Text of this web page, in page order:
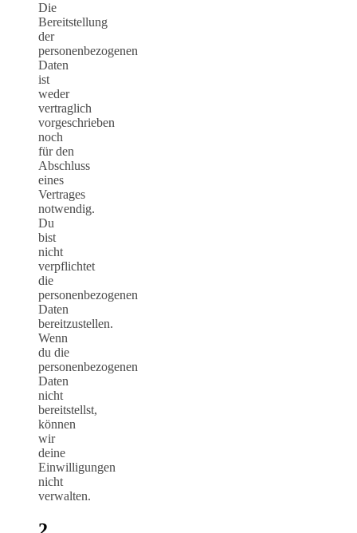
Die
Bereitstellung
der
personenbezogenen
Daten
ist
weder
vertraglich
vorgeschrieben
noch
für den
Abschluss
eines
Vertrages
notwendig.
Du
bist
nicht
verpflichtet
die
personenbezogenen
Daten
bereitzustellen.
Wenn
du die
personenbezogenen
Daten
nicht
bereitstellst,
können
wir
deine
Einwilligungen
nicht
verwalten.